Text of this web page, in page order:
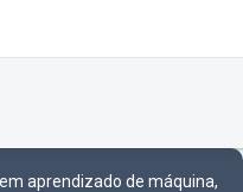
aprendizado de máquina,